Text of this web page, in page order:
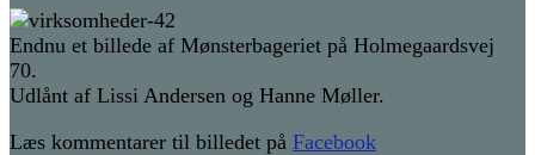
Endnu et billede af Mønsterbageriet på Holmegaardsvej
70.
Udlånt af Lissi Andersen og Hanne Møller.
Læs kommentarer til billedet på Facebook